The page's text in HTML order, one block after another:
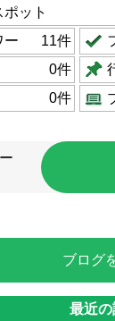
ット
ー
11件
0件
0件
ブログ
最近